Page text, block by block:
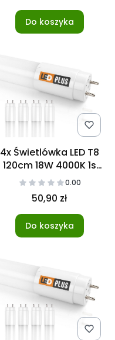
Do koszyka
4x Świetlówka LED T8
120cm 18W 4000K 1s
NANO 0.00
50,90 zł
Do koszyka